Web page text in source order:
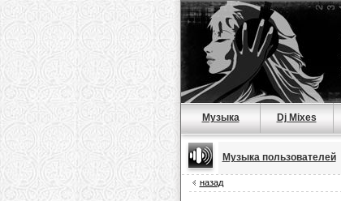
Музыка Dj Mixes
Музыка пользователей
назад